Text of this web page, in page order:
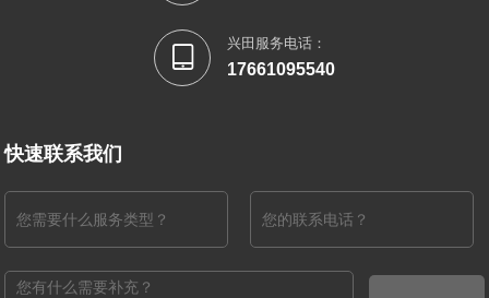
 兴田服务电话：
17661095540
快速联系我们